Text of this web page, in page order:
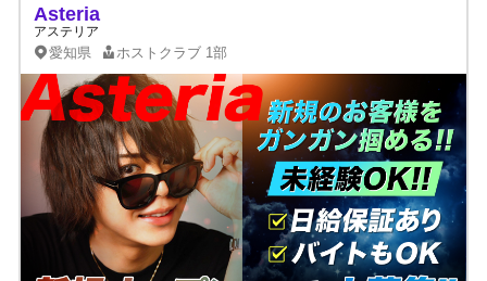
Asteria
アステリア
愛知県 ホストクラブ 1部